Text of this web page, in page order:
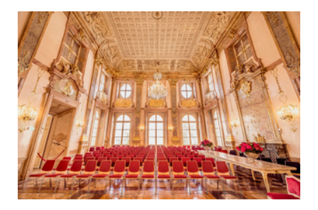
Sprache: Deutsch
Treffpunkt:vor dem Eingang der Tourist Info Mozartplatz,
Mozartplatz 5
Anfahrt:Sie kommen am besten mit öffentlichem Bus vom
Hauptbahnhof (Linie 3,5,6, 25) Ausstiegstelle Mozartplatz
zum Treffpunkt (Tickets an Station oderonline erhältlich )